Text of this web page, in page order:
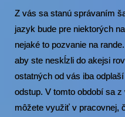
Z vás sa stanú správaním
jazyk bude pre niektorých
nejaké to pozvanie na
aby ste neskĺzli do akejsi
ostatných od vás iba
odstup. V tomto období sa
môžete využiť v pracovnej,